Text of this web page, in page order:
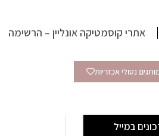
אתרי קוסמטיקה אונליין – הרשימה
נטולי אכזריות
במייל